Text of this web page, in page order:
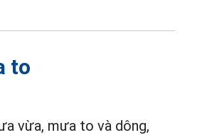
to
vừa, mưa to và dông,